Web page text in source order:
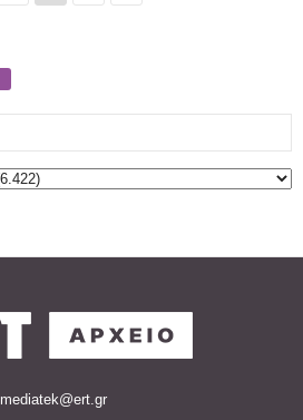
mediatek@ert.gr